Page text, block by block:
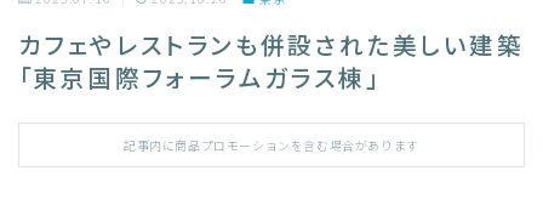
カフェやレストランも併設された美しい建築
「東京国際フォーラムガラス棟」
記事内に商品プロモーションを含む場合があります